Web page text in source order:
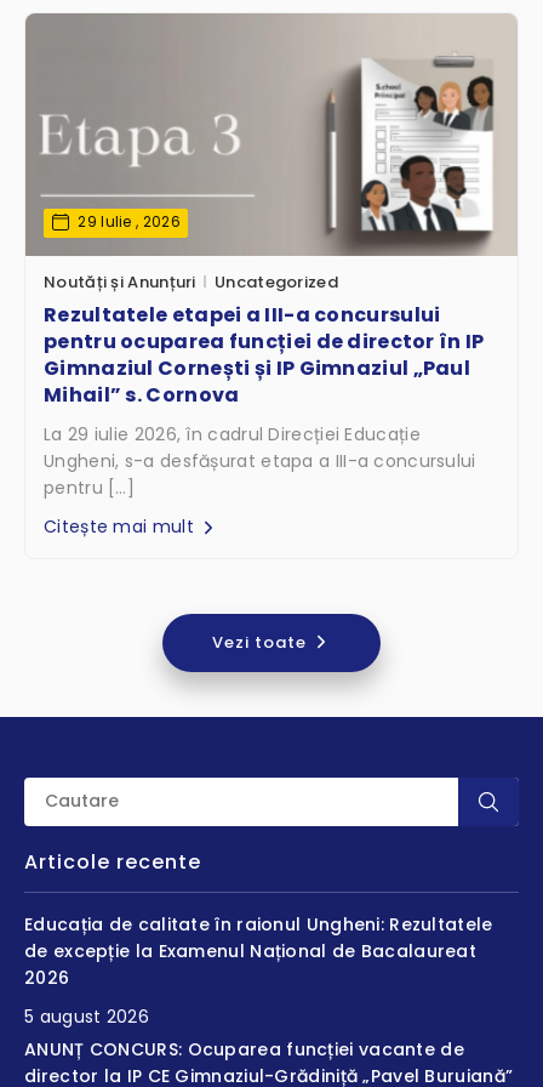
29 Iulie , 2026
Noutăți și Anunțuri Uncategorized
Rezultatele etapei a III-a concursului
pentru ocuparea funcției de director în IP
Gimnaziul Cornești și IP Gimnaziul „Paul
Mihail” s. Cornova
La 29 iulie 2026, în cadrul Direcției Educație
Ungheni, s-a desfășurat etapa a III-a concursului
pentru […]
Citește mai mult
Vezi toate
Articole recente
Educația de calitate în raionul Ungheni: Rezultatele
de excepție la Examenul Național de Bacalaureat
2026
5 august 2026
ANUNȚ CONCURS: Ocuparea funcției vacante de
director la IP CE Gimnaziul-Grădiniță „Pavel Buruiană”